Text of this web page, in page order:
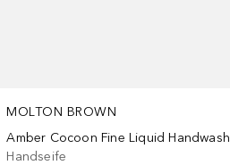
MOLTON BROWN
Amber Cocoon Fine Liquid Handwash
Handseife